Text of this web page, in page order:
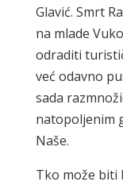
Glavić. Smrt
na mlade
odraditi
već odavno
sada
natopoljenim
Naše.
Tko može biti